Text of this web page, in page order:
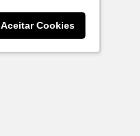
Aceitar Cookies